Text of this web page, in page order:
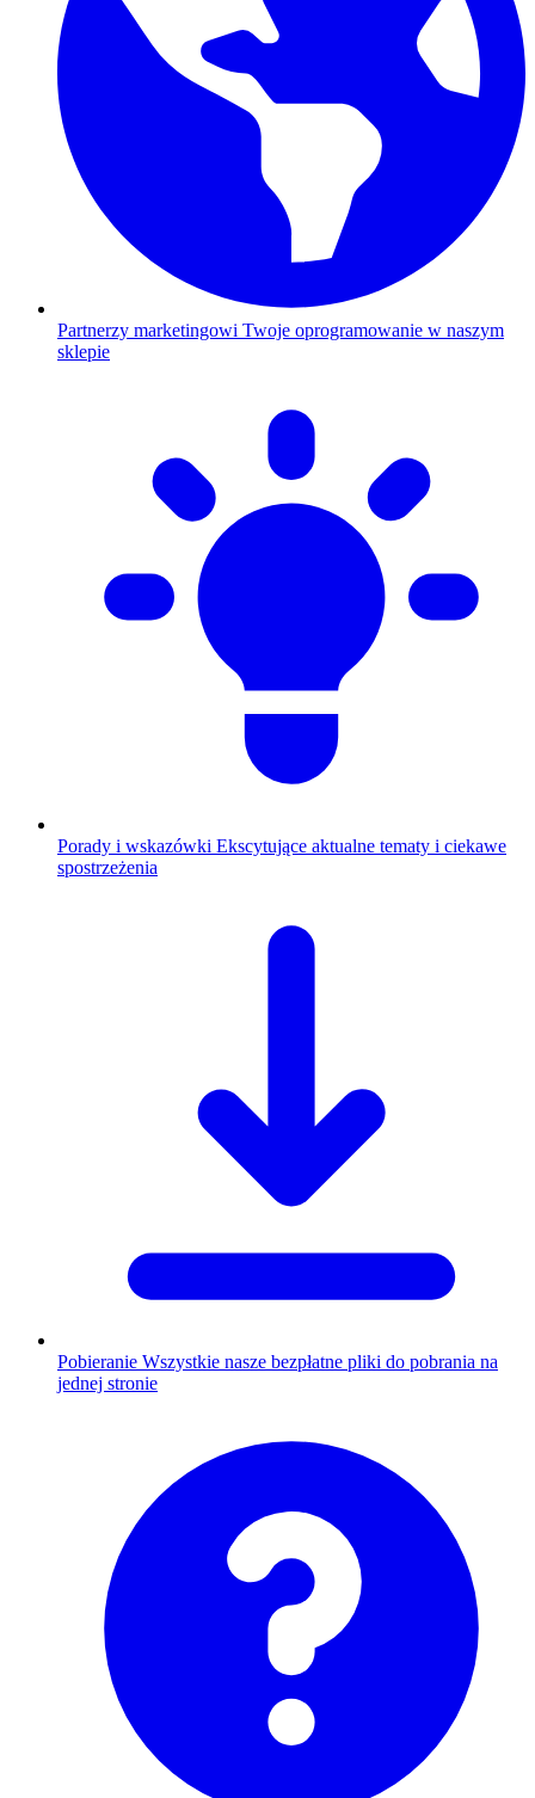
Partnerzy marketingowi Twoje oprogramowanie w naszym
sklepie
Porady i wskazówki Ekscytujące aktualne tematy i ciekawe
spostrzeżenia
Pobieranie Wszystkie nasze bezpłatne pliki do pobrania na
jednej stronie